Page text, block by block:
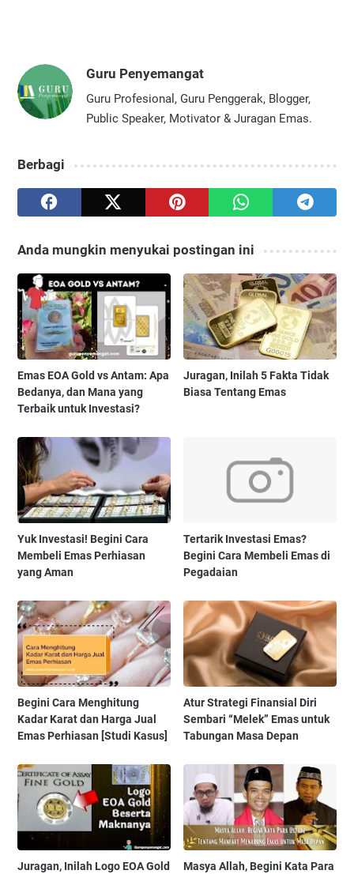
Guru Penyemangat
Guru Profesional, Guru Penggerak, Blogger,
Public Speaker, Motivator & Juragan Emas.
Berbagi
Anda mungkin menyukai postingan ini
Emas EOA Gold vs Antam: Apa
Bedanya, dan Mana yang
Terbaik untuk Investasi?
Juragan, Inilah 5 Fakta Tidak
Biasa Tentang Emas
Yuk Investasi! Begini Cara
Membeli Emas Perhiasan
yang Aman
Tertarik Investasi Emas?
Begini Cara Membeli Emas di
Pegadaian
Begini Cara Menghitung
Kadar Karat dan Harga Jual
Emas Perhiasan [Studi Kasus]
Atur Strategi Finansial Diri
Sembari “Melek” Emas untuk
Tabungan Masa Depan
Juragan, Inilah Logo EOA Gold
Masya Allah, Begini Kata Para